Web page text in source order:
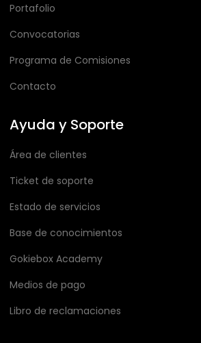
Portafolio
Convocatorias
Programa de Comisiones
Contacto
Ayuda y Soporte
Área de clientes
Ticket de soporte
Estado de servicios
Base de conocimientos
Gokiebox Academy
Medios de pago
Libro de reclamaciones